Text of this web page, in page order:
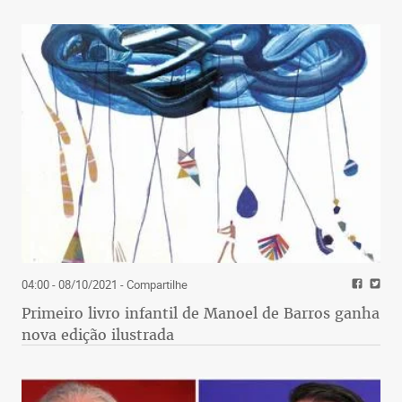
Para quem vai na rota de Nova York, o programa é
04:00 - 08/10/2021 - Compartilhe
Primeiro livro infantil de Manoel de Barros ganha
nova edição ilustrada